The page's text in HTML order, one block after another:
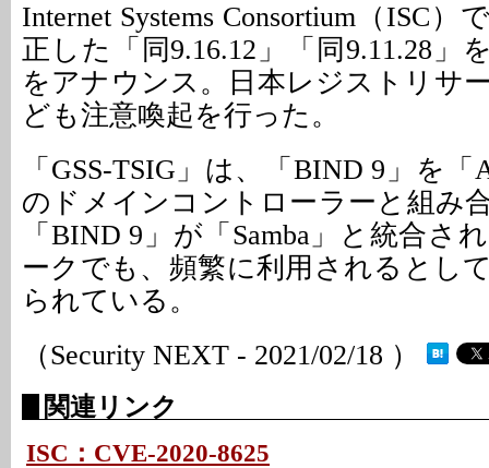
Internet Systems Consortium（ISC
正した「同9.16.12」「同9.11.28」
をアナウンス。日本レジストリサ
ども注意喚起を行った。
「GSS-TSIG」は、「BIND 9」を
のドメインコントローラーと組み
「BIND 9」が「Samba」と統合さ
ークでも、頻繁に利用されるとし
られている。
（Security NEXT - 2021/02/18 ）
関連リンク
ISC：CVE-2020-8625